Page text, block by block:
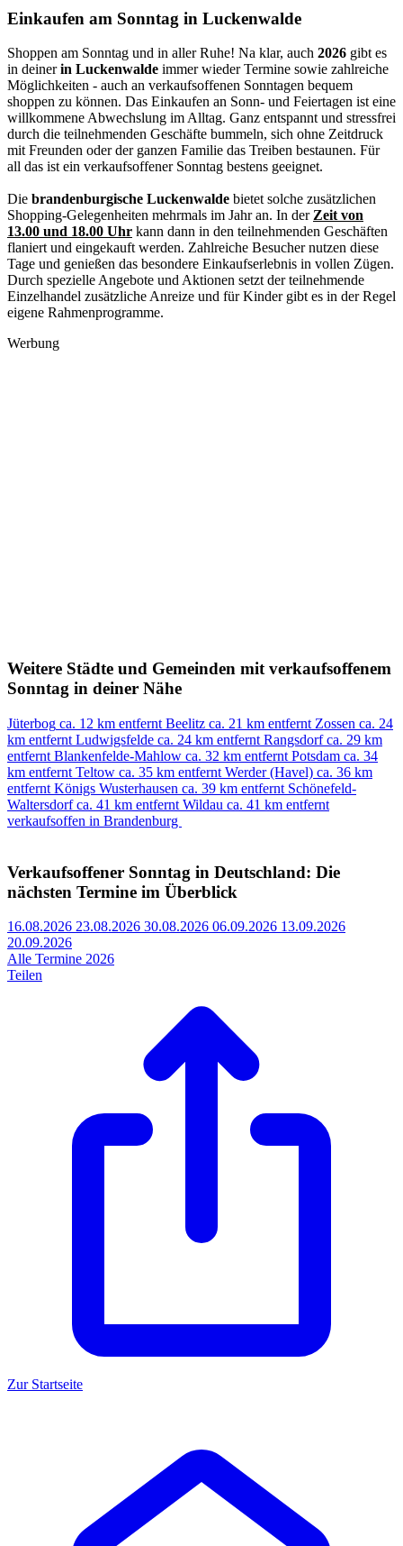
Einkaufen am Sonntag in Luckenwalde
Shoppen am Sonntag und in aller Ruhe! Na klar, auch 2026 gibt es
in deinerin Luckenwalde immer wieder Termine sowie zahlreiche
Möglichkeiten - auch an verkaufsoffenen Sonntagen bequem
shoppen zu können. Das Einkaufen an Sonn- und Feiertagen ist eine
willkommene Abwechslung im Alltag. Ganz entspannt und stressfrei
durch die teilnehmenden Geschäfte bummeln, sich ohne Zeitdruck
mit Freunden oder der ganzen Familie das Treiben bestaunen. Für
all das ist ein verkaufsoffener Sonntag bestens geeignet.
Die brandenburgische Luckenwalde bietet solche zusätzlichen
Shopping-Gelegenheiten mehrmals im Jahr an. In der Zeit von
13.00 und 18.00 Uhr kann dann in den teilnehmenden Geschäften
flaniert und eingekauft werden. Zahlreiche Besucher nutzen diese
Tage und genießen das besondere Einkaufserlebnis in vollen Zügen.
Durch spezielle Angebote und Aktionen setzt der teilnehmende
Einzelhandel zusätzliche Anreize und für Kinder gibt es in der Regel
eigene Rahmenprogramme.
Werbung
Weitere Städte und Gemeinden mit verkaufsoffenem
Sonntag in deiner Nähe
Jüterbog ca. 12 km entfernt Beelitz ca. 21 km entfernt Zossen ca. 24
km entfernt Ludwigsfelde ca. 24 km entfernt Rangsdorf ca. 29 km
entfernt Blankenfelde-Mahlow ca. 32 km entfernt Potsdam ca. 34
km entfernt Teltow ca. 35 km entfernt Werder (Havel) ca. 36 km
entfernt Königs Wusterhausen ca. 39 km entfernt Schönefeld-
Waltersdorf ca. 41 km entfernt Wildau ca. 41 km entfernt
verkaufsoffen in Brandenburg
Verkaufsoffener Sonntag in Deutschland: Die
nächsten Termine im Überblick
16.08.2026 23.08.2026 30.08.2026 06.09.2026 13.09.2026
20.09.2026
Alle Termine 2026
Teilen
Zur Startseite